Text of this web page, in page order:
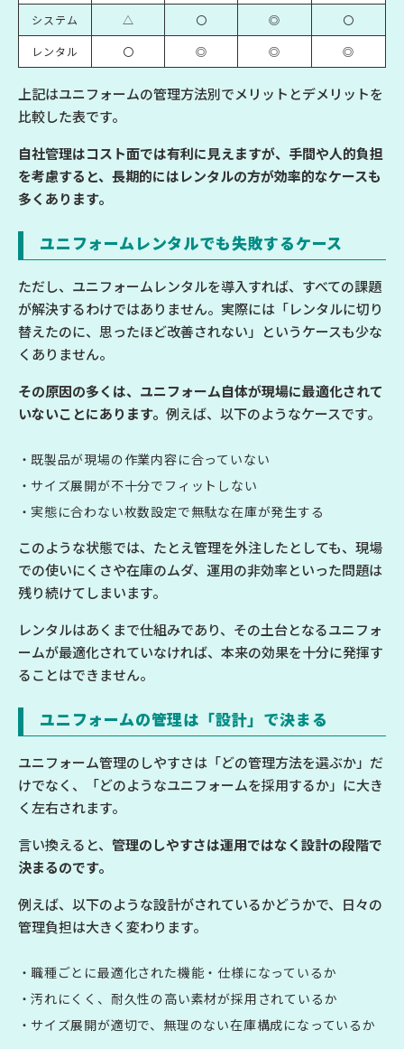
システム △ 〇 ◎ 〇
レンタル 〇 ◎ ◎ ◎
上記はユニフォームの管理方法別でメリットとデメリットを
比較した表です。
自社管理はコスト面では有利に見えますが、手間や人的負担
を考慮すると、長期的にはレンタルの方が効率的なケースも
多くあります。
ユニフォームレンタルでも失敗するケース
ただし、ユニフォームレンタルを導入すれば、すべての課題
が解決するわけではありません。実際には「レンタルに切り
替えたのに、思ったほど改善されない」というケースも少な
くありません。
その原因の多くは、ユニフォーム自体が現場に最適化されて
いないことにあります。 例えば、以下のようなケースです。
既製品が現場の作業内容に合っていない
サイズ展開が不十分でフィットしない
実態に合わない枚数設定で無駄な在庫が発生する
このような状態では、たとえ管理を外注したとしても、現場
での使いにくさや在庫のムダ、運用の非効率といった問題は
残り続けてしまいます。
レンタルはあくまで仕組みであり、その土台となるユニフォ
ームが最適化されていなければ、本来の効果を十分に発揮す
ることはできません。
ユニフォームの管理は「設計」で決まる
ユニフォーム管理のしやすさは「どの管理方法を選ぶか」だ
けでなく、「どのようなユニフォームを採用するか」に大き
く左右されます。
言い換えると、 管理のしやすさは運用ではなく設計の段階で
決まるのです。
例えば、以下のような設計がされているかどうかで、日々の
管理負担は大きく変わります。
職種ごとに最適化された機能・仕様になっているか
汚れにくく、耐久性の高い素材が採用されているか
サイズ展開が適切で、無理のない在庫構成になっているか